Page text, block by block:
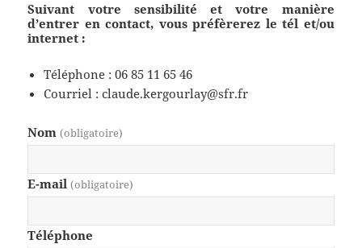
Suivant votre sensibilité et votre manière
d’entrer en contact, vous préfèrerez le tél et/ou
internet :
Téléphone : 06 85 11 65 46
Courriel : claude.kergourlay@sfr.fr
Nom (obligatoire)
E-mail (obligatoire)
Téléphone